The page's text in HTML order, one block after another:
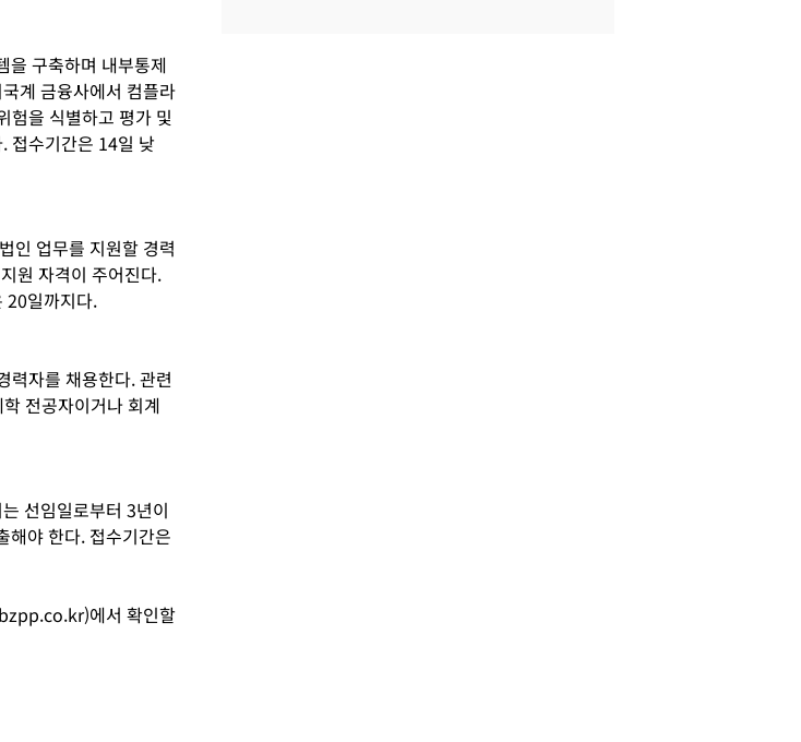
을 구축하며 내부통제
계 금융사에서 컴플라
험을 식별하고 평가 및
접수기간은 14일 낮
인 업무를 지원할 경력
원 자격이 주어진다.
20일까지다.
력자를 채용한다. 관련
전공자이거나 회계
선임일로부터 3년이
해야 한다. 접수기간은
에서 확인할